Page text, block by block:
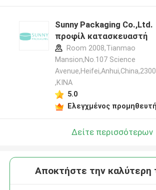
Sunny Packaging Co.,Ltd.
προφίλ κατασκευαστή
Room 2008,Tianmao
Mansion,No.107 Science
,ΚΙΝΑ
5.0
Ελεγχμένος
Δείτε περισσότερων
Αποκτήστε την καλύτερη